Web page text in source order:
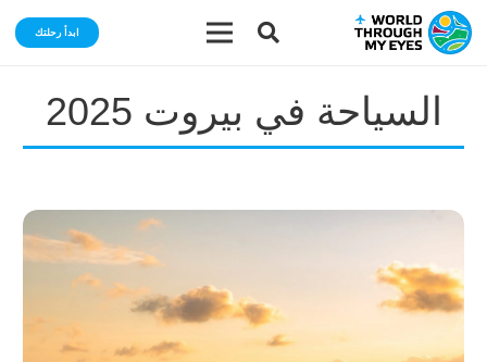
ابدأ رحلتك
السياحة في بيروت 2025